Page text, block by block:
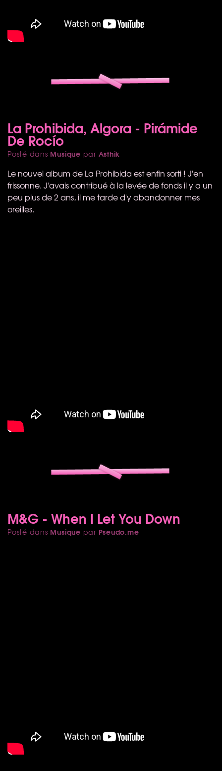
La Prohibida, Algora - Pirámide
De Rocío
Posté dans Musique par Asthik
Le nouvel album de La Prohibida est enfin sorti ! J'en
frissonne. J'avais contribué à la levée de fonds il y a un
peu plus de 2 ans, il me tarde d'y abandonner mes
oreilles.
M&G - When I Let You Down
Posté dans Musique par Pseudo.me